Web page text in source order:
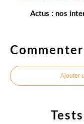
Actus : nos
Ajouter